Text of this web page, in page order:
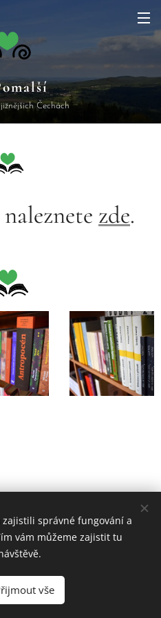
Čechách
zde.
Pomalší
2024
Webnode
zajistili správné fungování a
vám můžeme zajistit tu
vše